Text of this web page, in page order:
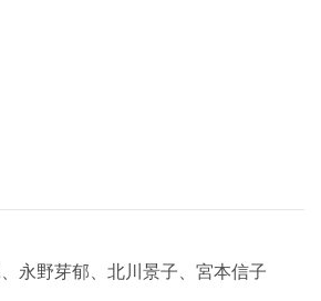
永野芽郁、北川景子、宮本信子